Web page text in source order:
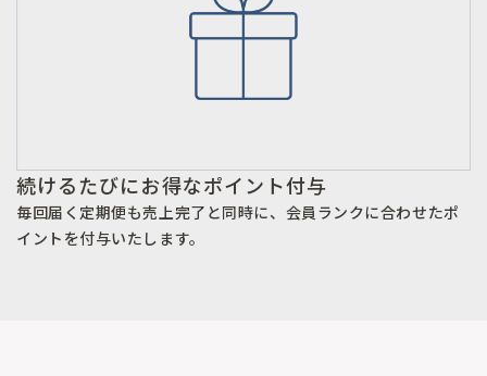
続けるたびにお得なポイント付与
毎回届く定期便も売上完了と同時に、会員ランクに合わせたポ
イントを付与いたします。